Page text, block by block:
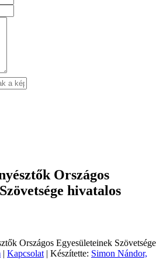
Országos
hivatalos
Országos Egyesületeinek Szövetsége
| Kapcsolat | Készítette: Simon Nándor,